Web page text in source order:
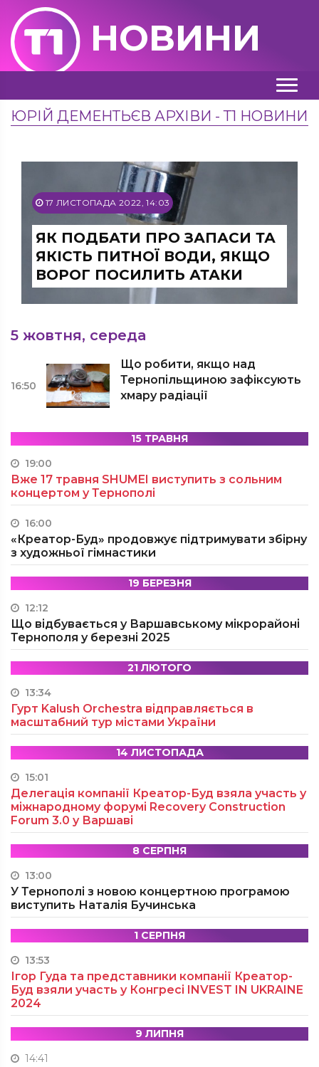
НОВИНИ
ЮРІЙ ДЕМЕНТЬЄВ АРХІВИ - Т1 НОВИНИ
17 ЛИСТОПАДА 2022, 14:03
ЯК ПОДБАТИ ПРО ЗАПАСИ ТА
ЯКІСТЬ ПИТНОЇ ВОДИ, ЯКЩО
ВОРОГ ПОСИЛИТЬ АТАКИ
5 жовтня, середа
16:50
Що робити, якщо над
Тернопільщиною зафіксують
хмару радіації
15 ТРАВНЯ
19:00
Вже 17 травня SHUMEI виступить з сольним
концертом у Тернополі
16:00
«Креатор-Буд» продовжує підтримувати збірну
з художньої гімнастики
19 БЕРЕЗНЯ
12:12
Що відбувається у Варшавському мікрорайоні
Тернополя у березні 2025
21 ЛЮТОГО
13:34
Гурт Kalush Orchestra відправляється в
масштабний тур містами України
14 ЛИСТОПАДА
15:01
Делегація компанії Креатор-Буд взяла участь у
міжнародному форумі Recovery Construction
Forum 3.0 у Варшаві
8 СЕРПНЯ
13:00
У Тернополі з новою концертною програмою
виступить Наталія Бучинська
1 СЕРПНЯ
13:53
Ігор Гуда та представники компанії Креатор-
Буд взяли участь у Конгресі INVEST IN UKRAINE
2024
9 ЛИПНЯ
14:41